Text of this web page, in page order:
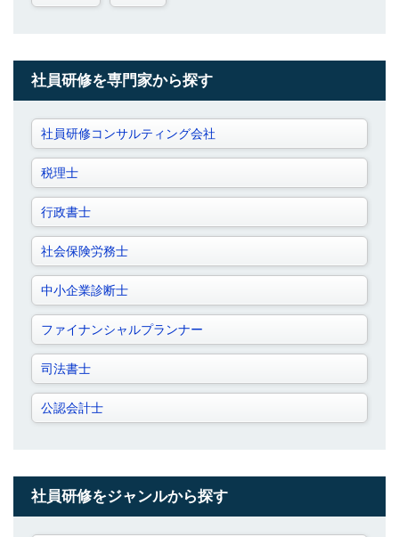
社員研修を専門家から探す
社員研修コンサルティング会社
税理士
行政書士
社会保険労務士
中小企業診断士
ファイナンシャルプランナー
司法書士
公認会計士
社員研修をジャンルから探す